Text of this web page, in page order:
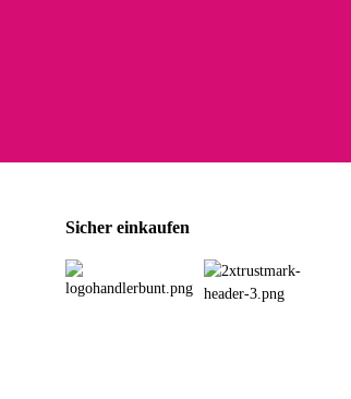
Sicher einkaufen